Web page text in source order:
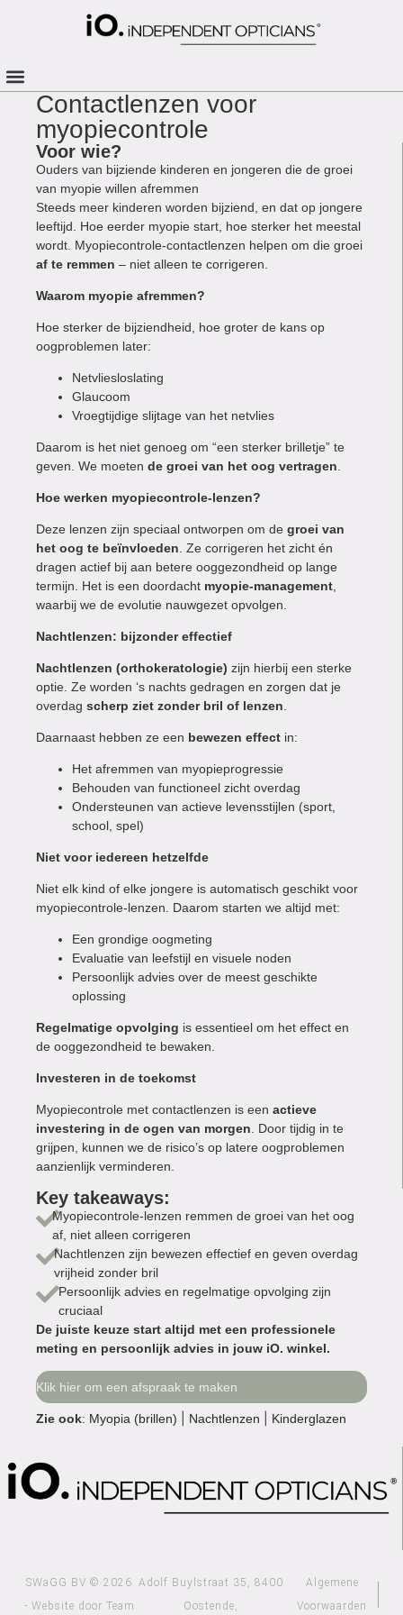
Contactlenzen voor
myopiecontrole
Voor wie?
Ouders van bijziende kinderen en jongeren die de groei
van myopie willen afremmen
Steeds meer kinderen worden bijziend, en dat op jongere
leeftijd. Hoe eerder myopie start, hoe sterker het meestal
wordt. Myopiecontrole-contactlenzen helpen om die groei
af te remmen – niet alleen te corrigeren.
Waarom myopie afremmen?
Hoe sterker de bijziendheid, hoe groter de kans op
oogproblemen later:
Netvliesloslating
Glaucoom
Vroegtijdige slijtage van het netvlies
Daarom is het niet genoeg om “een sterker brilletje” te
geven. We moeten de groei van het oog vertragen
Hoe werken myopiecontrole-lenzen?
Deze lenzen zijn speciaal ontworpen om de groei van
het oog te beïnvloeden . Ze corrigeren het zicht én
dragen actief bij aan betere ooggezondheid op lange
termijn. Het is een doordacht myopie-management
waarbij we de evolutie nauwgezet opvolgen.
Nachtlenzen: bijzonder effectief
Nachtlenzen (orthokeratologie) zijn hierbij een sterke
optie. Ze worden ‘s nachts gedragen en zorgen dat je
overdag scherp ziet zonder bril of lenzen
Daarnaast hebben ze een bewezen effect in:
Het afremmen van myopieprogressie
Behouden van functioneel zicht overdag
Ondersteunen van actieve levensstijlen (sport,
school, spel)
Niet voor iedereen hetzelfde
Niet elk kind of elke jongere is automatisch geschikt voor
myopiecontrole-lenzen. Daarom starten we altijd met:
Een grondige oogmeting
Evaluatie van leefstijl en visuele noden
Persoonlijk advies over de meest geschikte
oplossing
Regelmatige opvolging is essentieel om het effect en
de ooggezondheid te bewaken.
Investeren in de toekomst
Myopiecontrole met contactlenzen is een actieve
investering in de ogen van morgen . Door tijdig in te
grijpen, kunnen we de risico’s op latere oogproblemen
aanzienlijk verminderen.
Key takeaways:
Myopiecontrole-lenzen remmen de groei van het oog
af, niet alleen corrigeren
Nachtlenzen zijn bewezen effectief en geven overdag
vrijheid zonder bril
Persoonlijk advies en regelmatige opvolging zijn
cruciaal
De juiste keuze start altijd met een professionele
meting en persoonlijk advies in jouw iO. winkel.
Klik hier om een afspraak te maken
Zie ook: Myopia (brillen) Nachtlenzen Kinderglazen
SWaGG BV © 2026
- Website door Team
Adolf Buylstraat 35, 8400
Oostende,
Algemene
Voorwaarden